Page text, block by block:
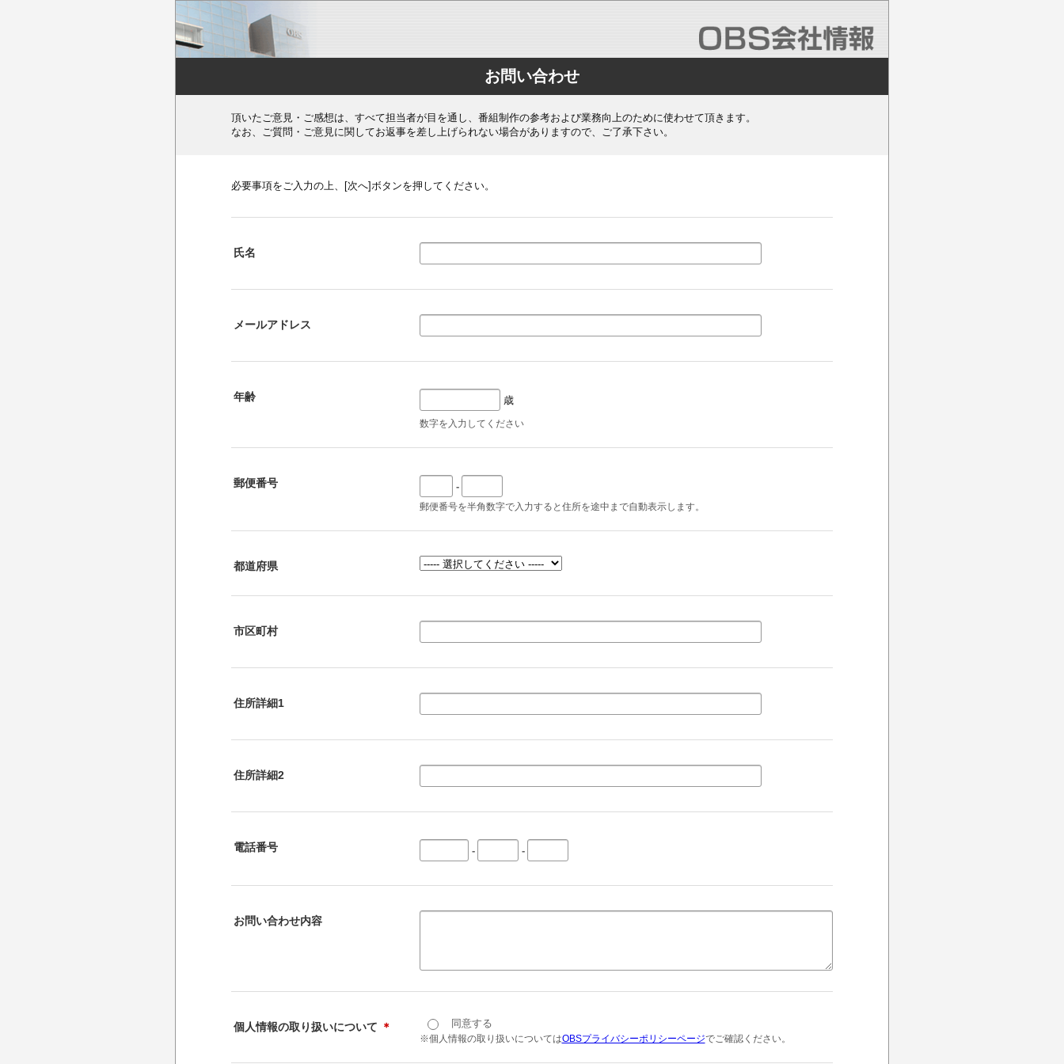
お問い合わせ
頂いたご意見・ご感想は、すべて担当者が目を通し、番組制作の参考および業務向上のために使わせて頂きます。
なお、ご質問・ご意見に関してお返事を差し上げられない場合がありますので、ご了承下さい。
必要事項をご入力の上、[次へ]ボタンを押してください。
氏名
メールアドレス
年齢 歳
数字を入力してください
郵便番号 -
郵便番号を半角数字で入力すると住所を途中まで自動表示します。
都道府県
市区町村
住所詳細1
住所詳細2
電話番号 - -
お問い合わせ内容
個人情報の取り扱いについて ＊ 同意する
※個人情報の取り扱いについてはOBSプライバシーポリシーページでご確認ください。